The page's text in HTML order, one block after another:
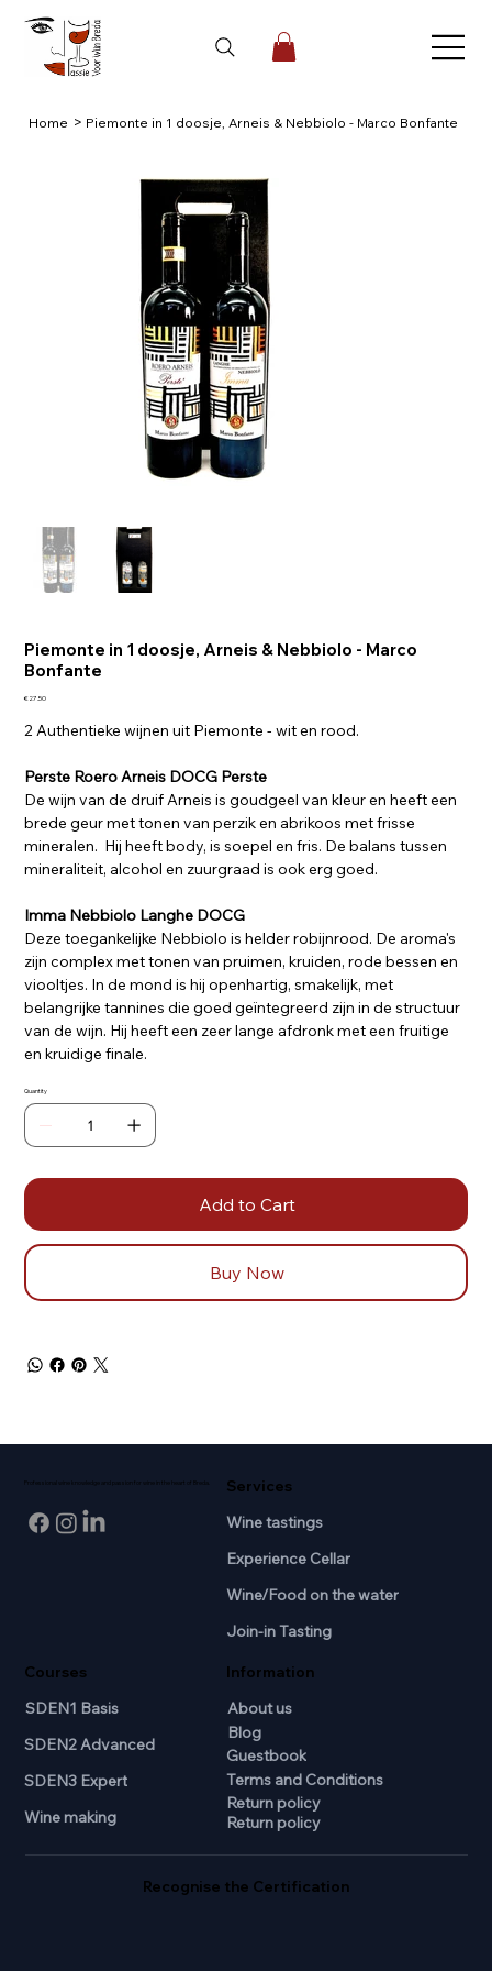
Home > Piemonte in 1 doosje, Arneis & Nebbiolo - Marco Bonfante
Piemonte in 1 doosje, Arneis & Nebbiolo - Marco
Bonfante
Price
€27.50
2 Authentieke wijnen uit Piemonte - wit en rood.
Perste Roero Arneis DOCG Perste
De wijn van de druif Arneis is goudgeel van kleur en heeft een
brede geur met tonen van perzik en abrikoos met frisse
mineralen. Hij heeft body, is soepel en fris. De balans tussen
mineraliteit, alcohol en zuurgraad is ook erg goed.
Imma Nebbiolo Langhe DOCG
Deze toegankelijke Nebbiolo is helder robijnrood. De aroma's
zijn complex met tonen van pruimen, kruiden, rode bessen en
viooltjes. In de mond is hij openhartig, smakelijk, met
belangrijke tannines die goed geïntegreerd zijn in de structuur
van de wijn. Hij heeft een zeer lange afdronk met een fruitige
en kruidige finale.
Quantity
Add to Cart
Buy Now
Professional wine knowledge and passion for wine in the heart of Breda.
Courses
SDEN1 Basis
SDEN2 Advanced
SDEN3 Expert
Wine making
Services
Wine tastings
Experience Cellar
Wine/Food on the water
Join-in Tasting
Information
About us
Blog
Guestbook
Terms and Conditions
Return policy
Return policy
Recognise the Certification